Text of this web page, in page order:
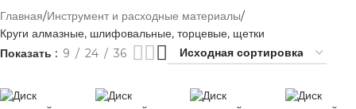
лепесковый
липучка
М 14
по камню
Главная Инструмент и расходные материалы
Круги алмазные, шлифовальные, торцевые, щетки
Показать
9 24 36